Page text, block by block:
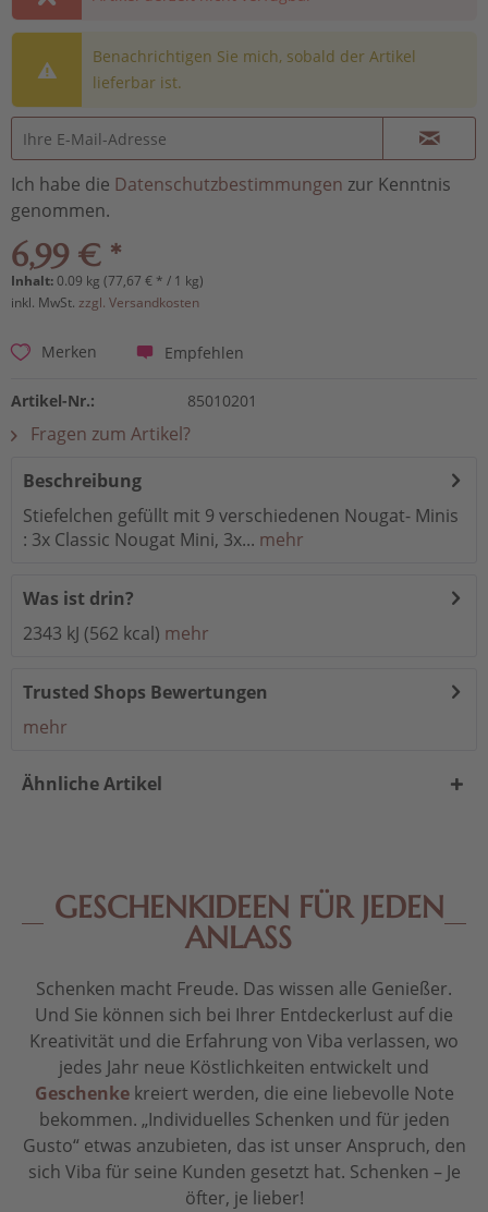
Benachrichtigen Sie mich, sobald der Artikel
lieferbar ist.
Ich habe die Datenschutzbestimmungen zur Kenntnis
genommen.
6,99 € *
Inhalt:0.09 kg (77,67 € * / 1 kg)
inkl. MwSt. zzgl. Versandkosten
Merken Empfehlen
Artikel-Nr.: 85010201
Fragen zum Artikel?
Beschreibung
Stiefelchen gefüllt mit 9 verschiedenen Nougat- Minis
: 3x Classic Nougat Mini, 3x... mehr
Was ist drin?
2343 kJ (562 kcal) mehr
Trusted Shops Bewertungen
mehr
Ähnliche Artikel
GESCHENKIDEEN FÜR JEDEN
ANLASS
Schenken macht Freude. Das wissen alle Genießer.
Und Sie können sich bei Ihrer Entdeckerlust auf die
Kreativität und die Erfahrung von Viba verlassen, wo
jedes Jahr neue Köstlichkeiten entwickelt und
Geschenkekreiert werden, die eine liebevolle Note
bekommen. „Individuelles Schenken und für jeden
Gusto“ etwas anzubieten, das ist unser Anspruch, den
sich Viba für seine Kunden gesetzt hat. Schenken – Je
öfter, je lieber!